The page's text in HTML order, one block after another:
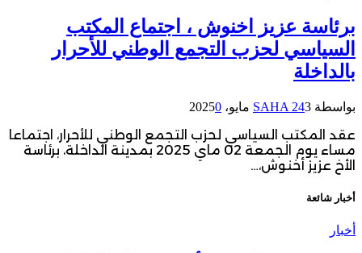
برئاسة عزيز اخنوش ، اجتماع المكتب
السياسي لحزب التجمع الوطني للأحرار
بالداخلة
بواسطة SAHA 243 مايو، 2025 0
عقد المكتب السياسي لحزب التجمع الوطني للأحرار، اجتماعا
مساء يوم الجمعة 02 ماي 2025 بمدينة الداخلة، برئاسة
الأخ عزيز أخنوش،…
أخبار شائعة
أخبار